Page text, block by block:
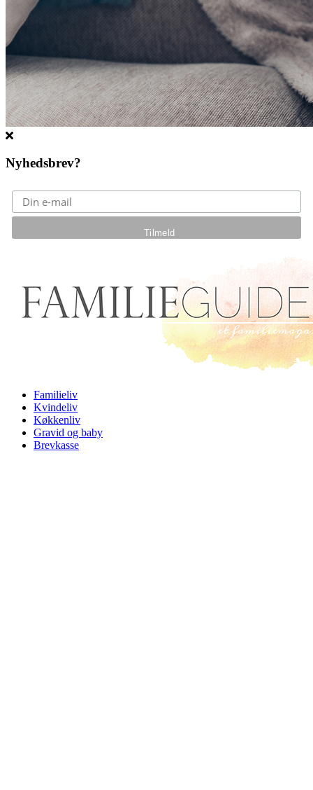
Nyhedsbrev?
Familieliv
Kvindeliv
Køkkenliv
Gravid og baby
Brevkasse